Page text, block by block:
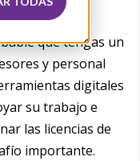
que tengas un
y personal
digitales
su trabajo e
las licencias de
importante.